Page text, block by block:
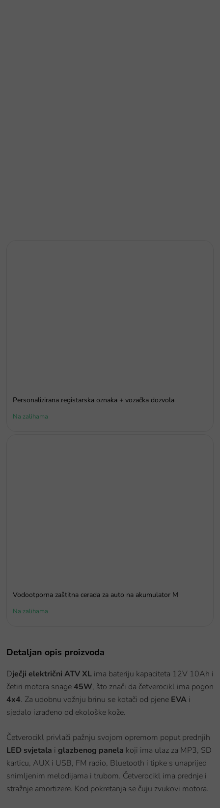
Personalizirana registarska oznaka + vozačka dozvola
Na zalihama
Vodootporna zaštitna cerada za auto na akumulator M
Na zalihama
Detaljan opis proizvoda
Dječji električni ATV XL ima bateriju kapaciteta 12V 10Ah i
četiri motora snage 45W, što znači da četverocikl ima pogon
4x4. Za udobnu vožnju brinu se kotači od pjene EVA i
sjedalo izrađeno od ekološke kože.
Četverocikl privlači pažnju svojom opremom poput prednjih
LED svjetala i glazbenog panela koji ima ulaz za MP3, SD
karticu, AUX i USB, FM radio, Bluetooth i tipke s unaprijed
snimljenim melodijama i trubom. Četverocikl ima prednje i
stražnje amortizere. Kod pokretanja se čuju zvukovi motora.